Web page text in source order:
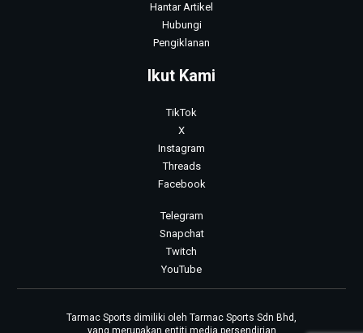
Hantar Artikel
Hubungi
Pengiklanan
Ikut Kami
TikTok
X
Instagram
Threads
Facebook
Telegram
Snapchat
Twitch
YouTube
Tarmac Sports dimiliki oleh Tarmac Sports Sdn Bhd,